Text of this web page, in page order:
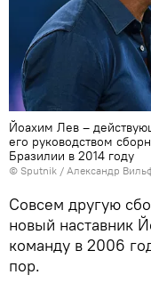
Йоахим Лев –
его руководством
Бразилии в 2014 году
© Sputnik / Александр
Совсем другую
новый наставник
команду в 2006
пор.